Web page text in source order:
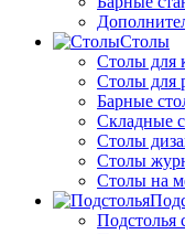
Столы
Столы для
Столы для
Барные
Складные
Столы
Столы
Столы на
Подстолья